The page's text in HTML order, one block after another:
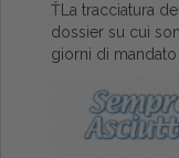
ŤLa tracciatura
dossier su cui
giorni di mandato